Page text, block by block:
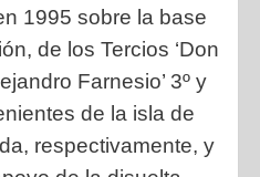
1995 sobre la base
de los Tercios ‘Don
Farnesio’ 3º y
de la isla de
respectivamente, y